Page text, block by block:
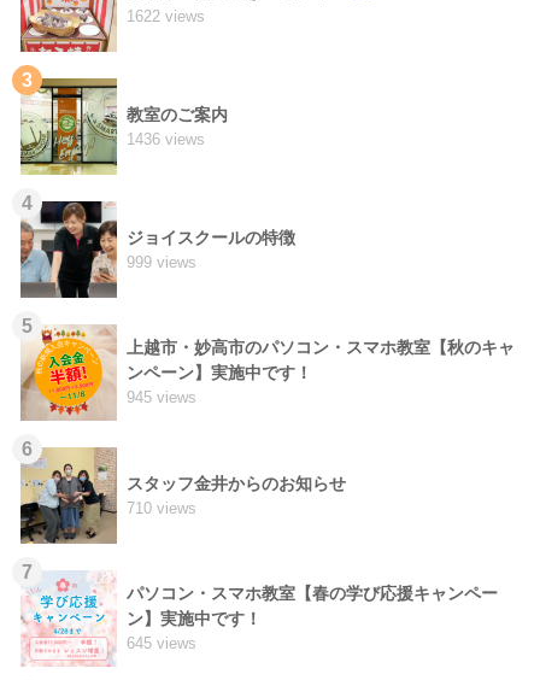
1622 views
3
教室のご案内
1436 views
4
ジョイスクールの特徴
999 views
5
上越市・妙高市のパソコン・スマホ教室【秋のキャ
ンペーン】実施中です！
945 views
6
スタッフ金井からのお知らせ
710 views
7
パソコン・スマホ教室【春の学び応援キャンペー
ン】実施中です！
645 views